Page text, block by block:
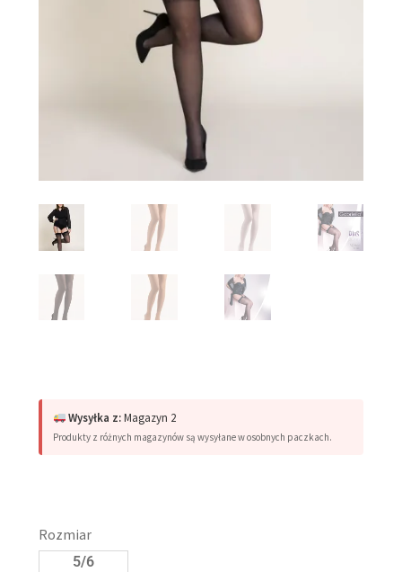
Wysyłka z:Magazyn 2
Produkty z różnych magazynów są wysyłane w osobnych paczkach.
Rozmiar
5/6